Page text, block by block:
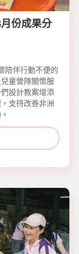
份成果分
陪伴行動不便的
童營隊關懷服
設計教案增添
支持改善非洲